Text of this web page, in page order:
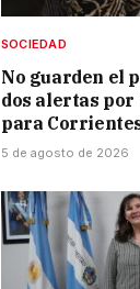
SOCIEDAD
No guarden el
dos alertas
para
5 de agosto de 2026